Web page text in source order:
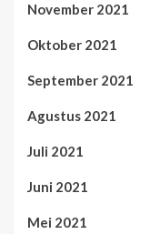
November 2021
Oktober 2021
September 2021
Agustus 2021
Juli 2021
Juni 2021
Mei 2021